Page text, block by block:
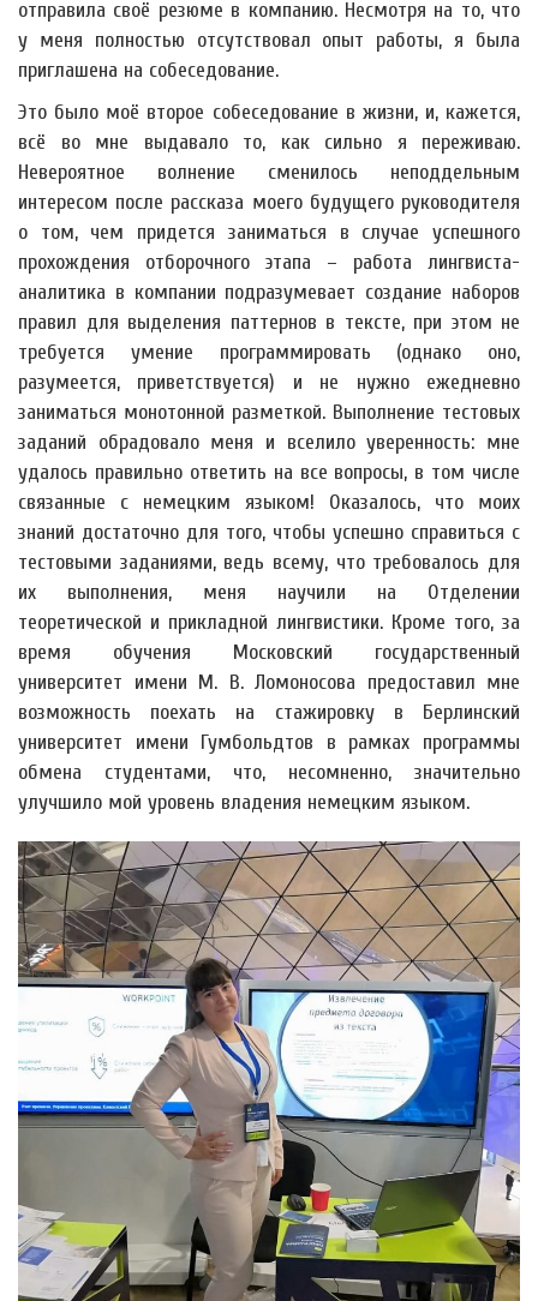
отправила своё резюме в компанию. Несмотря на то, что
у меня полностью отсутствовал опыт работы, я была
приглашена на собеседование.
Это было моё второе собеседование в жизни, и, кажется,
всё во мне выдавало то, как сильно я переживаю.
Невероятное волнение сменилось неподдельным
интересом после рассказа моего будущего руководителя
о том, чем придется заниматься в случае успешного
прохождения отборочного этапа – работа лингвиста-
аналитика в компании подразумевает создание наборов
правил для выделения паттернов в тексте, при этом не
требуется умение программировать (однако оно,
разумеется, приветствуется) и не нужно ежедневно
заниматься монотонной разметкой. Выполнение тестовых
заданий обрадовало меня и вселило уверенность: мне
удалось правильно ответить на все вопросы, в том числе
связанные с немецким языком! Оказалось, что моих
знаний достаточно для того, чтобы успешно справиться с
тестовыми заданиями, ведь всему, что требовалось для
их выполнения, меня научили на Отделении
теоретической и прикладной лингвистики. Кроме того, за
время обучения Московский государственный
университет имени М. В. Ломоносова предоставил мне
возможность поехать на стажировку в Берлинский
университет имени Гумбольдтов в рамках программы
обмена студентами, что, несомненно, значительно
улучшило мой уровень владения немецким языком.